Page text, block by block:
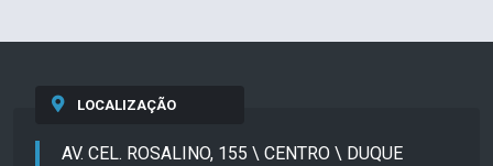
LOCALIZAÇÃO
AV. CEL. ROSALINO, 155 \ CENTRO \ DUQUE